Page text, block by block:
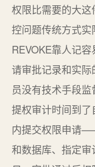
权限比需要的大
控问题传统方式
REVOKE靠人记
请审批记录和实
员没有技术手段
提权审计时间到
内提交权限申请
和数据库、指定